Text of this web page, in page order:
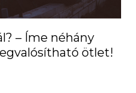
– Íme néhány
ötlet!